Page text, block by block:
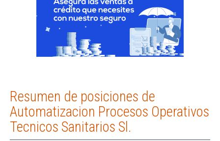
Resumen de posiciones de
Automatizacion Procesos Operativos
Tecnicos Sanitarios Sl.